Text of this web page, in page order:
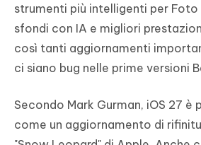
strumenti più intelligenti per
sfondi con IA e migliori
così tanti aggiornamenti
ci siano bug nelle prime versioni
Secondo Mark Gurman, iOS 27
come un aggiornamento di